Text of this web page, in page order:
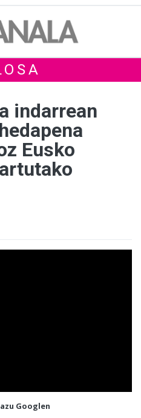
indarrean
Eusko
Googlen